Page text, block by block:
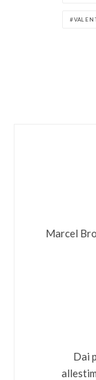
Marcel
Dai